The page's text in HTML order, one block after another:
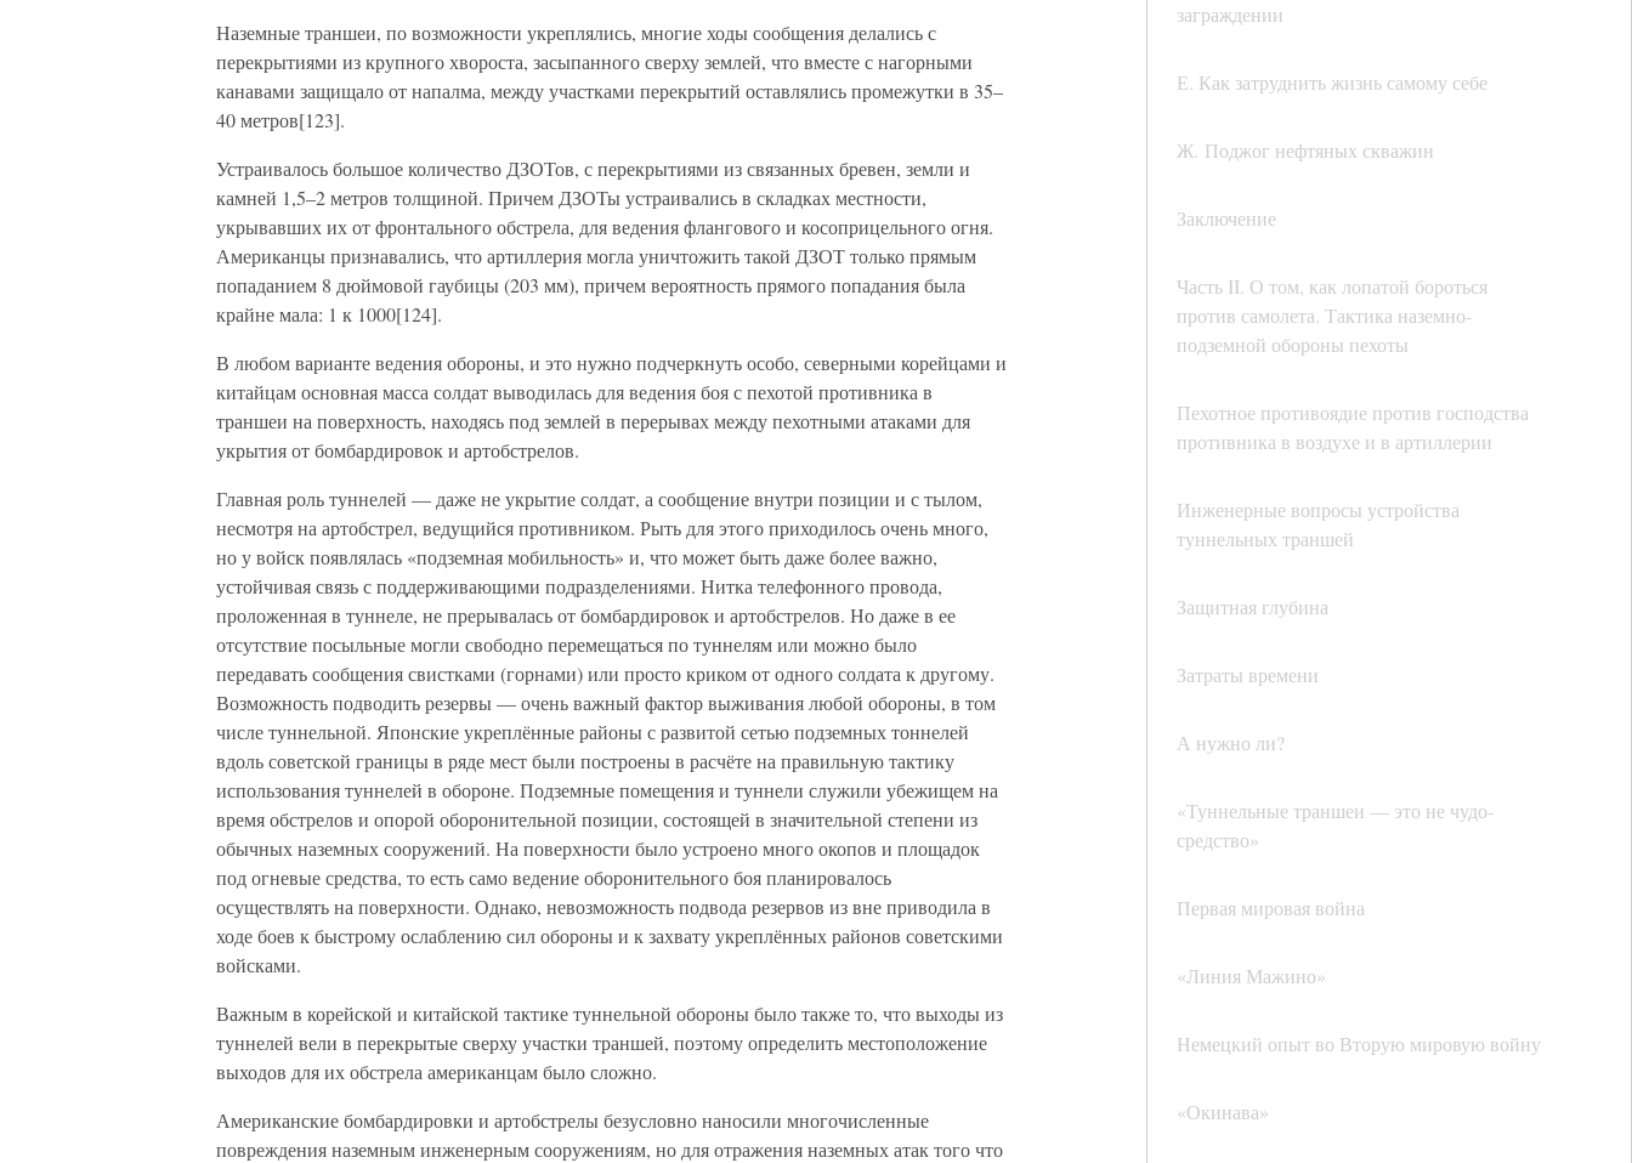
заграждении
Е. Как затруднить жизнь самому себе
Ж. Поджог нефтяных скважин
Заключение
Часть II. О том, как лопатой бороться
против самолета. Тактика наземно-
подземной обороны пехоты
Пехотное противоядие против господства
противника в воздухе и в артиллерии
Инженерные вопросы устройства
туннельных траншей
Защитная глубина
Затраты времени
А нужно ли?
«Туннельные траншеи — это не чудо-
средство»
Первая мировая война
«Линия Мажино»
Немецкий опыт во Вторую мировую войну
«Окинава»
Наземные траншеи, по возможности укреплялись, многие ходы сообщения делались с
перекрытиями из крупного хвороста, засыпанного сверху землей, что вместе с нагорными
канавами защищало от напалма, между участками перекрытий оставлялись промежутки в 35–
40 метров[123].
Устраивалось большое количество ДЗОТов, с перекрытиями из связанных бревен, земли и
камней 1,5–2 метров толщиной. Причем ДЗОТы устраивались в складках местности,
укрывавших их от фронтального обстрела, для ведения флангового и косоприцельного огня.
Американцы признавались, что артиллерия могла уничтожить такой ДЗОТ только прямым
попаданием 8 дюймовой гаубицы (203 мм), причем вероятность прямого попадания была
крайне мала: 1 к 1000[124].
В любом варианте ведения обороны, и это нужно подчеркнуть особо, северными корейцами и
китайцам основная масса солдат выводилась для ведения боя с пехотой противника в
траншеи на поверхность, находясь под землей в перерывах между пехотными атаками для
укрытия от бомбардировок и артобстрелов.
Главная роль туннелей — даже не укрытие солдат, а сообщение внутри позиции и с тылом,
несмотря на артобстрел, ведущийся противником. Рыть для этого приходилось очень много,
но у войск появлялась «подземная мобильность» и, что может быть даже более важно,
устойчивая связь с поддерживающими подразделениями. Нитка телефонного провода,
проложенная в туннеле, не прерывалась от бомбардировок и артобстрелов. Но даже в ее
отсутствие посыльные могли свободно перемещаться по туннелям или можно было
передавать сообщения свистками (горнами) или просто криком от одного солдата к другому.
Возможность подводить резервы — очень важный фактор выживания любой обороны, в том
числе туннельной. Японские укреплённые районы с развитой сетью подземных тоннелей
вдоль советской границы в ряде мест были построены в расчёте на правильную тактику
использования туннелей в обороне. Подземные помещения и туннели служили убежищем на
время обстрелов и опорой оборонительной позиции, состоящей в значительной степени из
обычных наземных сооружений. На поверхности было устроено много окопов и площадок
под огневые средства, то есть само ведение оборонительного боя планировалось
осуществлять на поверхности. Однако, невозможность подвода резервов из вне приводила в
ходе боев к быстрому ослаблению сил обороны и к захвату укреплённых районов советскими
войсками.
Важным в корейской и китайской тактике туннельной обороны было также то, что выходы из
туннелей вели в перекрытые сверху участки траншей, поэтому определить местоположение
выходов для их обстрела американцам было сложно.
Американские бомбардировки и артобстрелы безусловно наносили многочисленные
повреждения наземным инженерным сооружениям, но для отражения наземных атак того что